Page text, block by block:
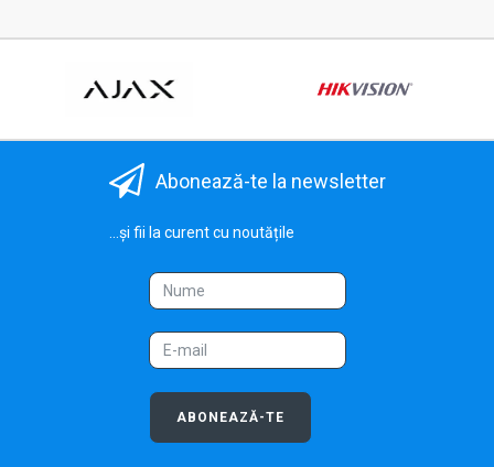
Abonează-te la newsletter
...și fii la curent cu noutățile
ABONEAZĂ-TE